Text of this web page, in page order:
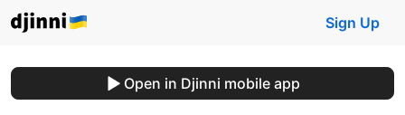
Sign Up
Open in Djinni mobile app